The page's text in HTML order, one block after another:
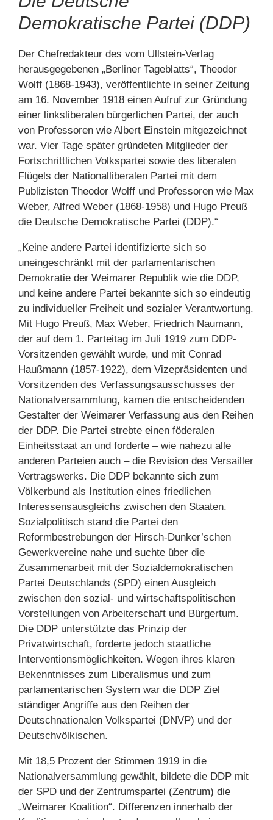
Demokratische Partei (DDP)
Der Chefredakteur des vom Ullstein-Verlag
herausgegebenen „Berliner Tageblatts“, Theodor
Wolff (1868-1943), veröffentlichte in seiner Zeitung
am 16. November 1918 einen Aufruf zur Gründung
einer linksliberalen bürgerlichen Partei, der auch
von Professoren wie Albert Einstein mitgezeichnet
war. Vier Tage später gründeten Mitglieder der
Fortschrittlichen Volkspartei sowie des liberalen
Flügels der Nationalliberalen Partei mit dem
Publizisten Theodor Wolff und Professoren wie Max
Weber, Alfred Weber (1868-1958) und Hugo Preuß
die Deutsche Demokratische Partei (DDP).“
„Keine andere Partei identifizierte sich so
uneingeschränkt mit der parlamentarischen
Demokratie der Weimarer Republik wie die DDP,
und keine andere Partei bekannte sich so eindeutig
zu individueller Freiheit und sozialer Verantwortung.
Mit Hugo Preuß, Max Weber, Friedrich Naumann,
der auf dem 1. Parteitag im Juli 1919 zum DDP-
Vorsitzenden gewählt wurde, und mit Conrad
Haußmann (1857-1922), dem Vizepräsidenten und
Vorsitzenden des Verfassungsausschusses der
Nationalversammlung, kamen die entscheidenden
Gestalter der Weimarer Verfassung aus den Reihen
der DDP. Die Partei strebte einen föderalen
Einheitsstaat an und forderte – wie nahezu alle
anderen Parteien auch – die Revision des Versailler
Vertragswerks. Die DDP bekannte sich zum
Völkerbund als Institution eines friedlichen
Interessensausgleichs zwischen den Staaten.
Sozialpolitisch stand die Partei den
Reformbestrebungen der Hirsch-Dunker’schen
Gewerkvereine nahe und suchte über die
Zusammenarbeit mit der Sozialdemokratischen
Partei Deutschlands (SPD) einen Ausgleich
zwischen den sozial- und wirtschaftspolitischen
Vorstellungen von Arbeiterschaft und Bürgertum.
Die DDP unterstützte das Prinzip der
Privatwirtschaft, forderte jedoch staatliche
Interventionsmöglichkeiten. Wegen ihres klaren
Bekenntnisses zum Liberalismus und zum
parlamentarischen System war die DDP Ziel
ständiger Angriffe aus den Reihen der
Deutschnationalen Volkspartei (DNVP) und der
Deutschvölkischen.
Mit 18,5 Prozent der Stimmen 1919 in die
Nationalversammlung gewählt, bildete die DDP mit
der SPD und der Zentrumspartei (Zentrum) die
„Weimarer Koalition“. Differenzen innerhalb der